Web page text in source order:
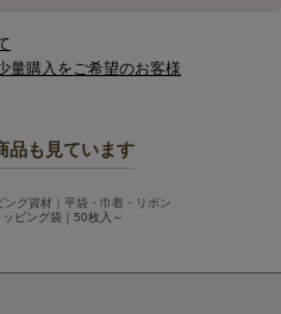
量購入をご希望のお客様
品も見ています
ング資材｜平袋・巾着・リボン
ピング袋｜50枚入～